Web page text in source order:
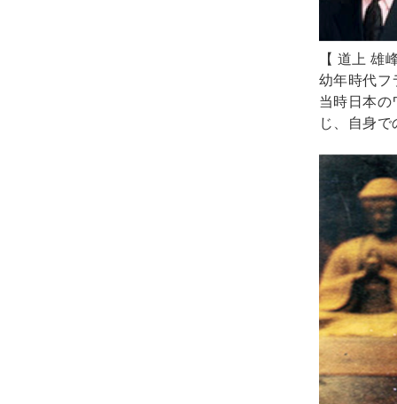
【 道上 雄
幼年時代フ
当時日本の
じ、自身